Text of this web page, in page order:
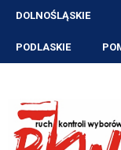
Przejdź
treści
DOLNOŚLĄSKIE
PODLASKIE